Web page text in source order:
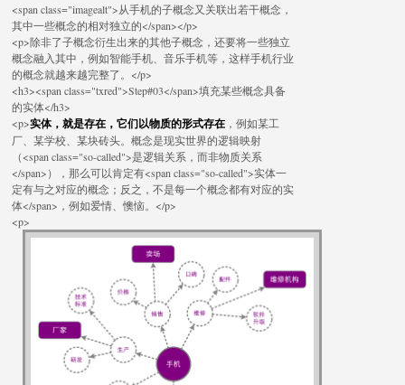
<span class="imagealt">从手机的子概念又关联出若干概念，
其中一些概念的相对独立的</span></p>
<p>除非了子概念衍生出来的其他子概念，还要将一些独立
概念融入其中，例如智能手机、音乐手机等，这样手机行业
的概念就越来越完整了。</p>
<h3><span class="txred">Step#03</span>填充某些概念具备
的实体</h3>
<p>实体，就是存在，它们以物质的形式存在 ，例如某工
厂、某学校、某块砖头。概念是现实世界的逻辑映射
（<span class="so-called">是逻辑关系，而非物质关系
</span>），那么可以肯定有<span class="so-called">实体一
定有与之对应的概念；反之，不是每一个概念都有对应的实
体</span>，例如爱情、懊恼。</p>
<p>